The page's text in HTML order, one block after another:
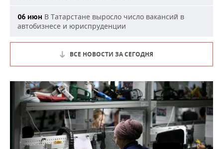
06 июн В Татарстане выросло число вакансий в
автобизнесе и юриспруденции
ВСЕ НОВОСТИ ЗА СЕГОДНЯ